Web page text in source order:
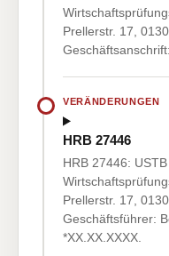
Prellerstr. 17,
VERÄNDERUNGEN
HRB 27446
HRB 27446:
Prellerstr. 17,
Geschäftsführer:
*XX.XX.XXXX.